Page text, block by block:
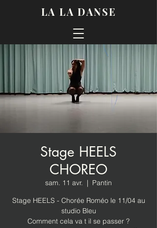
LA LA DANSE
Stage HEELS
CHOREO
sam. 11 avr.
  |
Pantin
Stage HEELS - Chorée Roméo le 11/04 au
studio Bleu
Comment cela va t il se passer ?